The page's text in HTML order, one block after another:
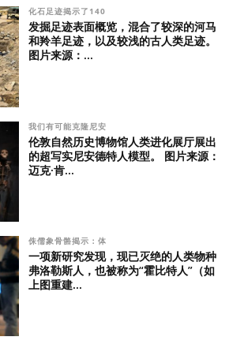
化石足迹揭示了140
发掘足迹表面概览，混合了较深的河马
和羚羊足迹，以及较浅的古人类足迹。
图片来源：...
我们有可能克隆尼安
伦敦自然历史博物馆人类进化展厅展出
的超写实尼安德特人模型。 图片来源：
迈克·肯...
侏儒象骨骼揭示：体
一项新研究发现，现已灭绝的人类物种
弗洛勒斯人，也被称为“霍比特人”（如
上图重建...